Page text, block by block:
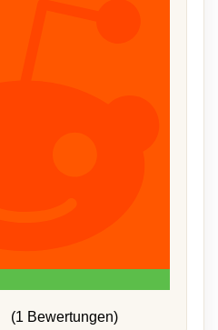
(1 Bewertungen)